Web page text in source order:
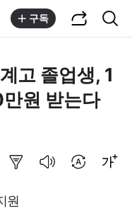
구독
고 졸업생, 1
원 받는다
원